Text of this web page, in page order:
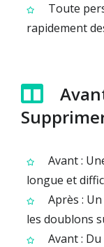
Toute
rapidement
Avant :
longue et
Après :
les doublons
Avant :